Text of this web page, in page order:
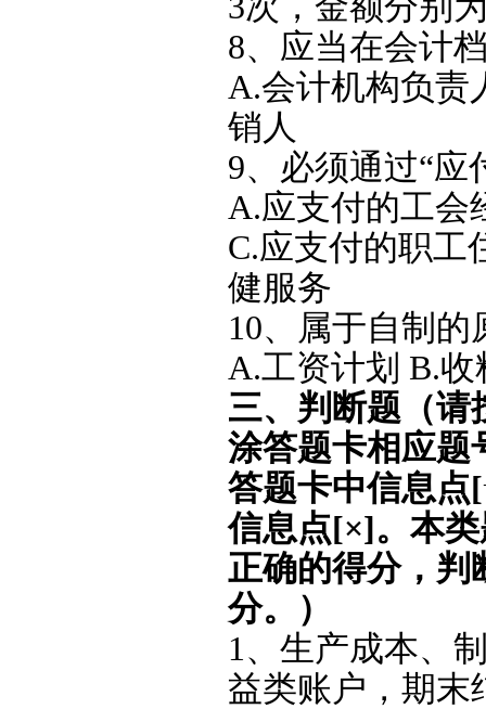
8、应当在会计
A.会计机构负责
销人
9、必须通过“应
A.应支付的工会
C.应支付的职工
健服务
10、属于自制
A.工资计划 B.
三、判断题（请
涂答题卡相应题
答题卡中信息点
信息点[×]。本类
正确的得分，判
分。）
1、生产成本、
益类账户，期末